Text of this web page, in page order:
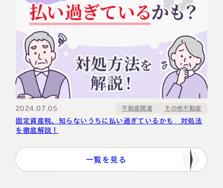
2024.07.05 不動産関連 その他不動産
固定資産税、知らないうちに払い過ぎているかも 対処法
を徹底解説！
一覧を見る